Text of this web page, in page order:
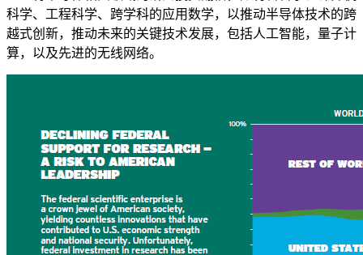
科学、工程科学、跨学科的应用数学，以推动半导体技术的跨
越式创新，推动未来的关键技术发展，包括人工智能，量子计
算，以及先进的无线网络。